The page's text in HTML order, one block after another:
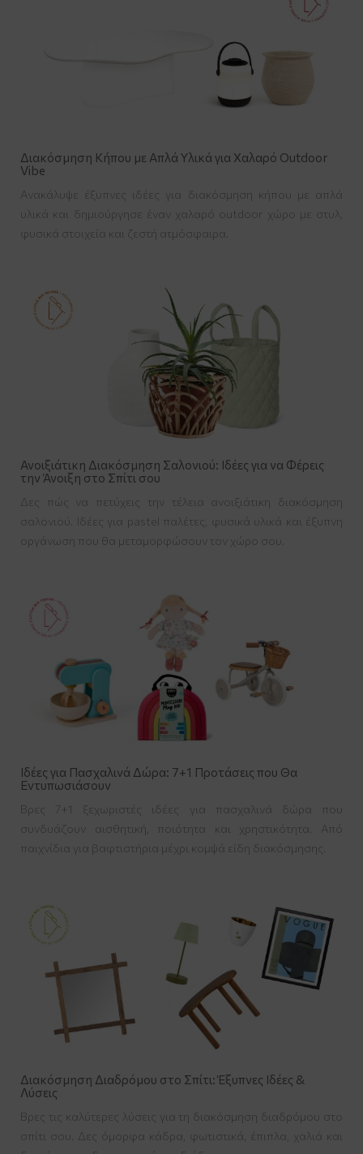
Διακόσμηση Κήπου με Απλά Υλικά για Χαλαρό Outdoor
Vibe
Ανακάλυψε έξυπνες ιδέες για διακόσμηση κήπου με απλά
υλικά και δημιούργησε έναν χαλαρό outdoor χώρο με στυλ,
φυσικά στοιχεία και ζεστή ατμόσφαιρα.
Ανοιξιάτικη Διακόσμηση Σαλονιού: Ιδέες για να Φέρεις
την Άνοιξη στο Σπίτι σου
Δες πώς να πετύχεις την τέλεια ανοιξιάτικη διακόσμηση
σαλονιού. Ιδέες για pastel παλέτες, φυσικά υλικά και έξυπνη
οργάνωση που θα μεταμορφώσουν τον χώρο σου.
Ιδέες για Πασχαλινά Δώρα: 7+1 Προτάσεις που Θα
Εντυπωσιάσουν
Βρες 7+1 ξεχωριστές ιδέες για πασχαλινά δώρα που
συνδυάζουν αισθητική, ποιότητα και χρηστικότητα. Από
παιχνίδια για βαφτιστήρια μέχρι κομψά είδη διακόσμησης.
Διακόσμηση Διαδρόμου στο Σπίτι: Έξυπνες Ιδέες &
Λύσεις
Βρες τις καλύτερες λύσεις για τη διακόσμηση διαδρόμου στο
σπίτι σου. Δες όμορφα κάδρα, φωτιστικά, έπιπλα, χαλιά και